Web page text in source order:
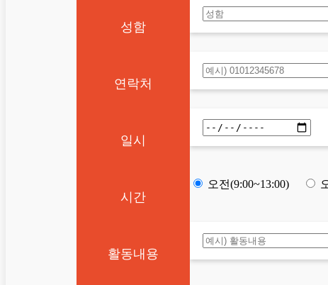
성함
연락처
일시
시간
오전(9:00~13:00)
활동내용